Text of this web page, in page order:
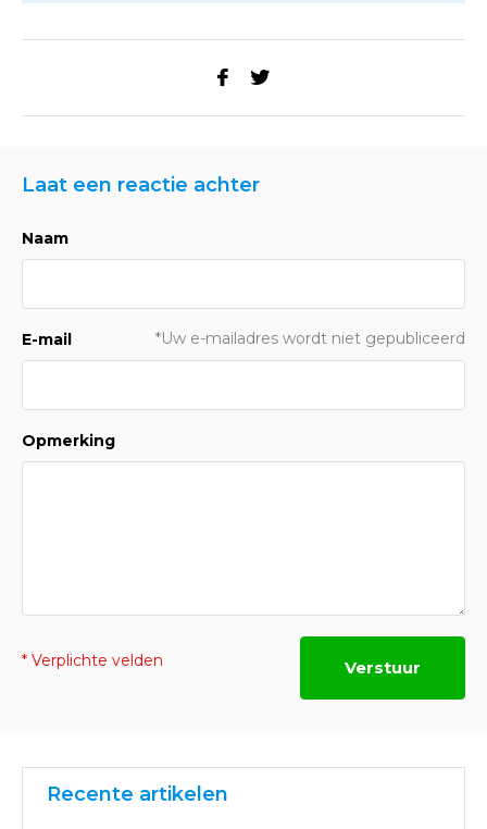
Laat een reactie achter
Naam
E-mail *Uw e-mailadres wordt niet gepubliceerd
Opmerking
* Verplichte velden Verstuur
Recente artikelen